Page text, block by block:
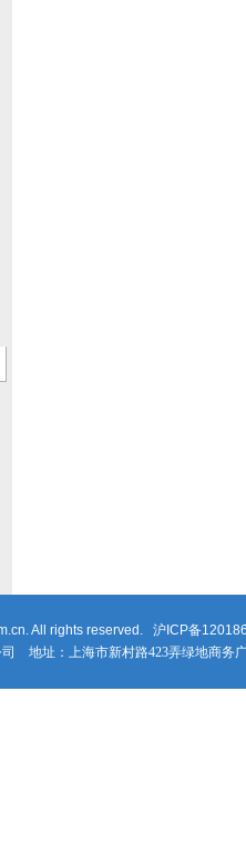
All rights reserved. 沪ICP备
地址：上海市新村路423弄绿地商务